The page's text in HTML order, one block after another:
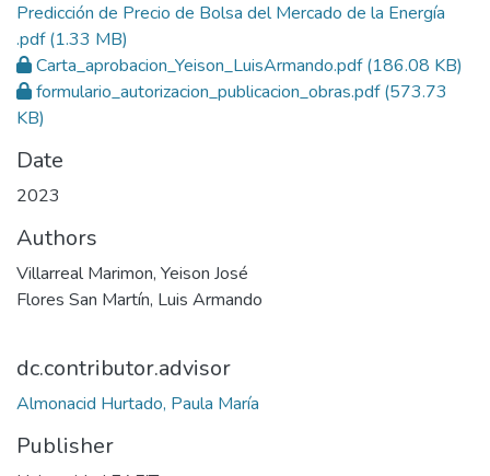
Predicción de Precio de Bolsa del Mercado de la Energía
.pdf(1.33 MB)
Carta_aprobacion_Yeison_LuisArmando.pdf(186.08 KB)
formulario_autorizacion_publicacion_obras.pdf(573.73
KB)
Date
2023
Authors
Villarreal Marimon, Yeison José
Flores San Martín, Luis Armando
dc.contributor.advisor
Almonacid Hurtado, Paula María
Publisher